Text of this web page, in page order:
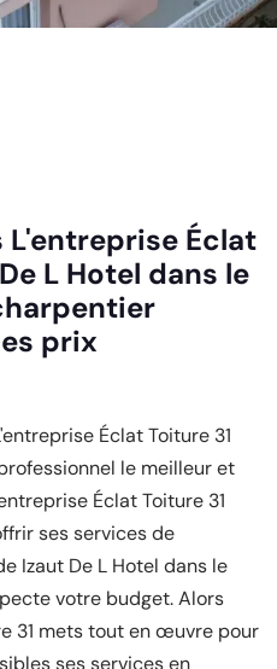
Éclat
L Hotel dans le
prix
Éclat Toiture 31
le meilleur et
Éclat Toiture 31
ses services de
Izaut De L Hotel dans le
votre budget. Alors
31 mets tout en œuvre pour
ses services en